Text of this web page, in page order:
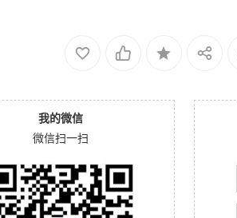
我的微信
微信扫一扫